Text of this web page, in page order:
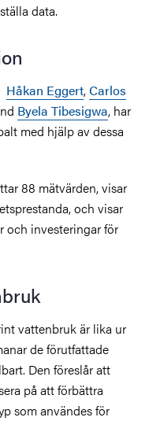
data.
Håkan Eggert,Carlos
Byela Tibesigwa, har
med hjälp av dessa
88 mätvärden, visar
och visar
och investeringar för
vattenbruk är lika ur
de förutfattade
Den föreslår att
på att förbättra
som användes för